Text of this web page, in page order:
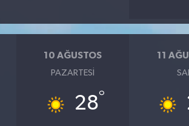
10 AĞUSTOS
PAZARTESI
28°
11